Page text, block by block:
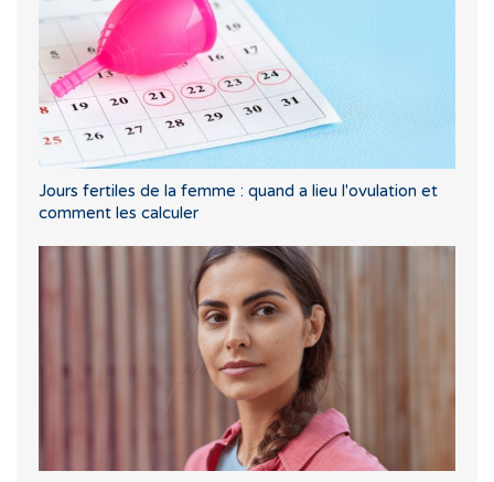
Jours fertiles de la femme : quand a lieu l'ovulation et
comment les calculer